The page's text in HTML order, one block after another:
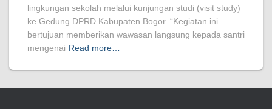
lingkungan sekolah melalui kunjungan studi (visit study)
ke Gedung DPRD Kabupaten Bogor. “Kegiatan ini
bertujuan memberikan wawasan langsung kepada santri
mengenai Read more…